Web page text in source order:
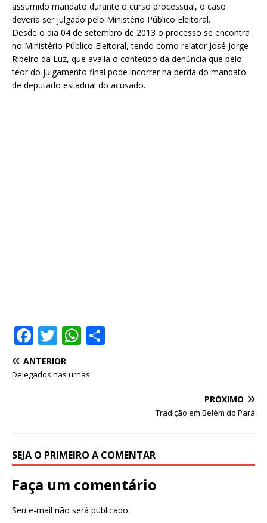
assumido mandato durante o curso processual, o caso
deveria ser julgado pelo Ministério Público Eleitoral.
Desde o dia 04 de setembro de 2013 o processo se encontra
no Ministério Público Eleitoral, tendo como relator José Jorge
Ribeiro da Luz, que avalia o conteúdo da denúncia que pelo
teor do julgamento final pode incorrer na perda do mandato
de deputado estadual do acusado.
F
a
c
o
k
T
w
it
W
at
p
ANTERIOR
Delegados nas urnas
PRÓXIMO
Tradição em Belém do Pará
SEJA O PRIMEIRO A COMENTAR
Faça um comentário
Seu e-mail não será publicado.